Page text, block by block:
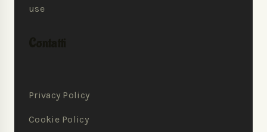
use
Privacy Policy
Cookie Policy